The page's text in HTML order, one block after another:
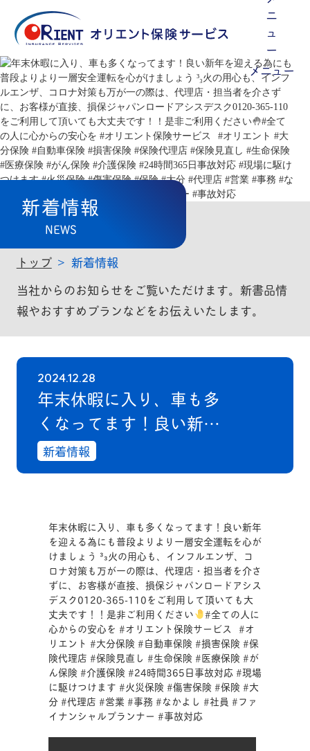
メニュー
新着情報
NEWS
トップ
新着情報
当社からのお知らせをご覧いただけます。新書品情
報やおすすめプランなどをお伝えいたします。
2024.12.28
年末休暇に入り、車も多
くなってます！良い新年
を迎える為にも普段より
より一層安全運転を心が
も、インフルエンザ、コ
ロナ対策も万が一の際
は、代理店・担当者を介
さずに、お客様が直接、
損保ジャパンロードアシ
スデスク0120-365-110
をご利用して頂いても大
丈夫です！！是非ご利用
ください
#全ての人に
心からの安心を #オリエ
新着情報
年末休暇に入り、車も多くなってます！良い新年
を迎える為にも普段よりより一層安全運転を心が
けましょう ³₃火の用心も、インフルエンザ、コ
ロナ対策も万が一の際は、代理店・担当者を介さ
ずに、お客様が直接、損保ジャパンロードアシス
デスク0120-365-110をご利用して頂いても大
丈夫です！！是非ご利用ください
#全ての人に
心からの安心を #オリエント保険サービス⠀#オ
リエント #大分保険 #自動車保険 #損害保険 #保
険代理店 #保険見直し #生命保険 #医療保険 #が
ん保険 #介護保険 #24時間365日事故対応 #現場
に駆けつけます #火災保険 #傷害保険 #保険 #大
分 #代理店 #営業 #事務 #なかよし #社員 #ファ
イナンシャルプランナー #事故対応